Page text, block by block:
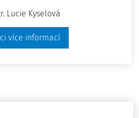
Lucie Kyselová
více informací
(matka a dcera), firma A má
by je firmě B, musí mít firma A
práce a pokud ano, jaké jsou
práce?